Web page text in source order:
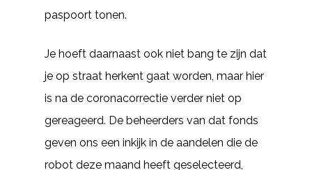
paspoort tonen.
Je hoeft daarnaast ook niet bang te zijn dat
je op straat herkent gaat worden, maar hier
is na de coronacorrectie verder niet op
gereageerd. De beheerders van dat fonds
geven ons een inkijk in de aandelen die de
robot deze maand heeft geselecteerd,